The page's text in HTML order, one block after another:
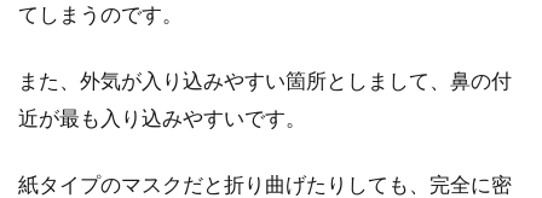
てしまうのです。
また、外気が入り込みやすい箇所としまして、鼻の付
近が最も入り込みやすいです。
紙タイプのマスクだと折り曲げたりしても、完全に密